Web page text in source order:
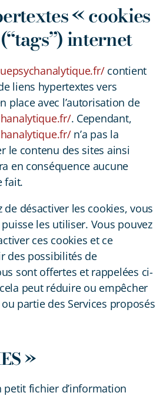
« cookies
internet
contient
liens hypertextes vers
place avec l’autorisation de
. Cependant,
n’a pas la
le contenu des sites ainsi
en conséquence aucune
fait.
de désactiver les cookies, vous
les utiliser. Vous pouvez
ces cookies et ce
des possibilités de
sont offertes et rappelées ci-
peut réduire ou empêcher
partie des Services proposés
»
petit fichier d’information